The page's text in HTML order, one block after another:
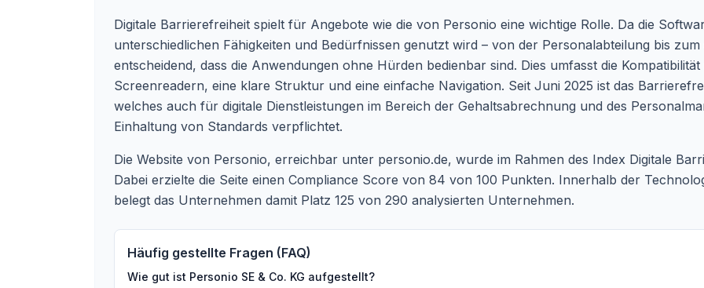
Digitale Barrierefreiheit spielt für Angebote wie die von Personio eine wichtige Rolle. Da die
unterschiedlichen Fähigkeiten und Bedürfnissen genutzt wird – von der Personalabteilung bis
entscheidend, dass die Anwendungen ohne Hürden bedienbar sind. Dies umfasst die
Screenreadern, eine klare Struktur und eine einfache Navigation. Seit Juni 2025 ist das
welches auch für digitale Dienstleistungen im Bereich der Gehaltsabrechnung und des
Einhaltung von Standards verpflichtet.
Die Website von Personio, erreichbar unter personio.de, wurde im Rahmen des Index Digitale
Dabei erzielte die Seite einen Compliance Score von 84 von 100 Punkten. Innerhalb der
belegt das Unternehmen damit Platz 125 von 290 analysierten Unternehmen.
Häufig gestellte Fragen (FAQ)
Wie gut ist Personio SE & Co. KG aufgestellt?